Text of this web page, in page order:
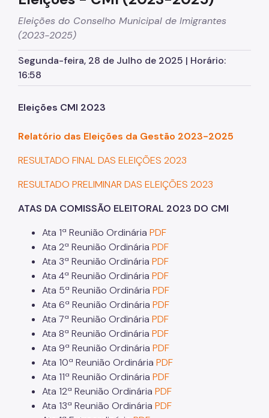
CRAI Móvel
Política Para a População Imigrante
Plano Municipal
Legislação
Participação Social
Programas e Projetos
Portas Abertas
Formação de Servidores
Incidência Internacional
Mulheres e Imigrantes LGBTI+
Promoção do Trabalho Decente
COMTRAE
Inclusão Econômica e Produtiva
Eleições do Conselho Municipal de Imigrantes
(2023-2025)
Segunda-feira, 28 de Julho de 2025 | Horário:
16:58
Eleições CMI 2023
Relatório das Eleições da Gestão 2023-2025
RESULTADO FINAL DAS ELEIÇÕES 2023
RESULTADO PRELIMINAR DAS ELEIÇÕES 2023
ATAS DA COMISSÃO ELEITORAL 2023 DO CMI
Ata 1ª Reunião Ordinária PDF
Ata 2ª Reunião Ordinária PDF
Ata 3ª Reunião Ordinária PDF
Ata 4ª Reunião Ordinária PDF
Ata 5ª Reunião Ordinária PDF
Ata 6ª Reunião Ordinária PDF
Ata 7ª Reunião Ordinária PDF
Ata 8ª Reunião Ordinária PDF
Ata 9ª Reunião Ordinária PDF
Ata 10ª Reunião Ordinária PDF
Ata 11ª Reunião Ordinária PDF
Ata 12ª Reunião Ordinária PDF
Ata 13ª Reunião Ordinária PDF